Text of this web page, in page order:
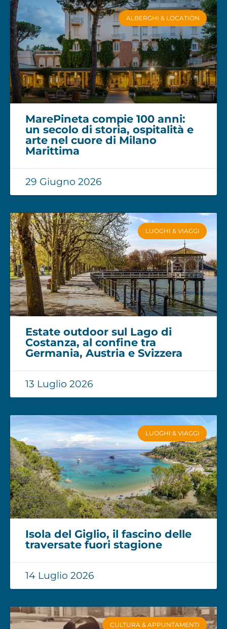
ALBERGHI & LOCATION
MarePineta compie 100 anni:
un secolo di storia, ospitalità e
arte nel cuore di Milano
Marittima
29 Giugno 2026
LUOGHI & VIAGGI
Estate outdoor sul Lago di
Costanza, al confine tra
Germania, Austria e Svizzera
13 Luglio 2026
LUOGHI & VIAGGI
Isola del Giglio, il fascino delle
traversate fuori stagione
14 Luglio 2026
CULTURA & APPUNTAMENTI